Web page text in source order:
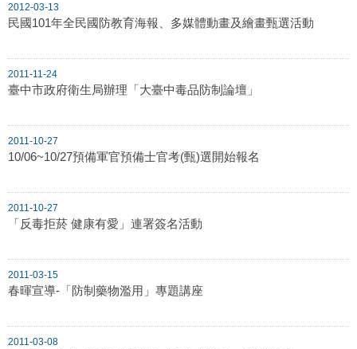
2012-03-13
民國101年全民國防教育海報、多媒體動畫及繪畫甄選活動
2011-11-24
臺中市政府衛生局辦理「大臺中毒品防制論壇」
2011-10-27
10/06~10/27預備軍官預備士官考(甄)選開始報名
2011-10-27
「反毒拒菸 健康有愛」連署簽名活動
2011-03-15
春暉宣導-「防制藥物濫用」專題講座
2011-03-08